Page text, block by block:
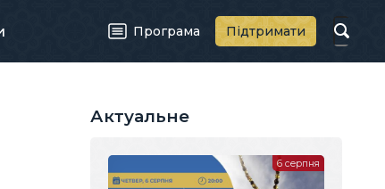
Програма Підтримати
Актуальне
6 серпня